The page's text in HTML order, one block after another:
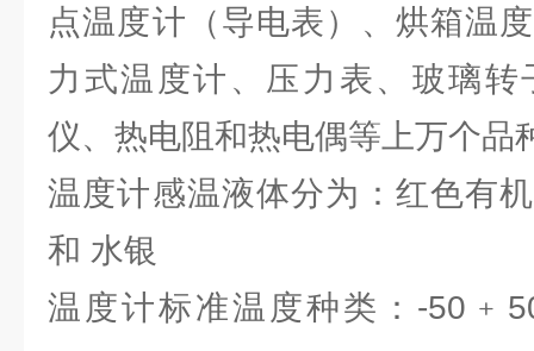
点温度计（导电表）、烘箱温
力式温度计、压力表、玻璃
仪、热电阻和热电偶等上万个品
温度计感温液体分为：红色有
和 水银
温度计标准温度种类：-